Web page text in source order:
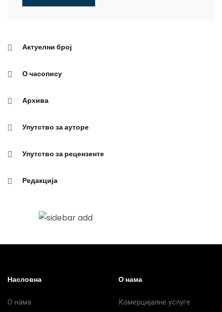
Актуелни број
О часопису
Архива
Упутство за ауторе
Упутство за рецензенте
Редакција
Насловна
О нама
О нама
Комерцијалне услуге